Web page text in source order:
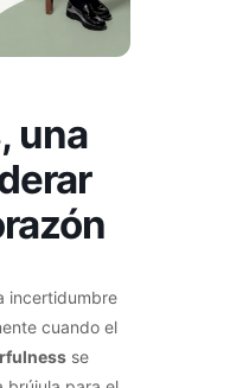
una
incertidumbre
cuando el
se